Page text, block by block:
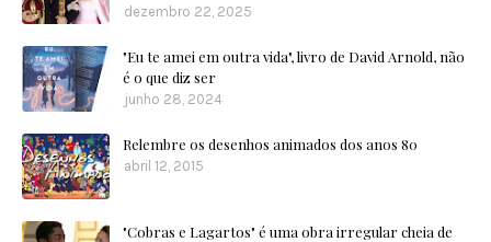
dezembro 22, 2025
"Eu te amei em outra vida", livro de David Arnold, não
é o que diz ser
junho 28, 2024
Relembre os desenhos animados dos anos 80
abril 12, 2015
"Cobras e Lagartos" é uma obra irregular cheia de